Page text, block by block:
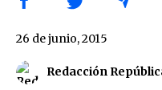
Redacción
26 de junio, 2015